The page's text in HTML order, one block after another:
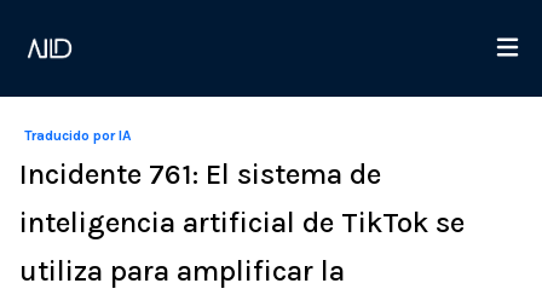
Traducido por IA
Incidente 761: El sistema de
inteligencia artificial de TikTok se
utiliza para amplificar la